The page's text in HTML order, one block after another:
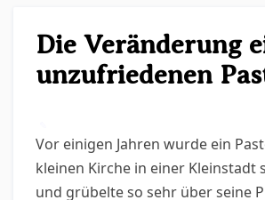
Die Veränderung
unzufriedenen
Vor einigen Jahren wurde ein
kleinen Kirche in einer Kleinstadt
und grübelte so sehr über seine